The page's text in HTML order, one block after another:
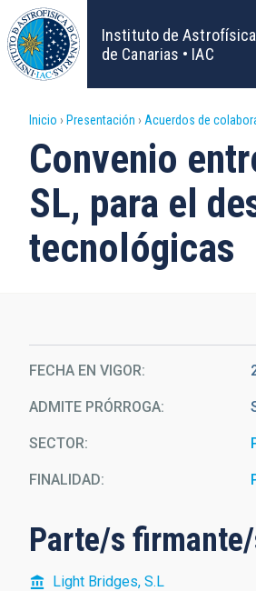
Pasar
al
contenido
principal
Instituto de Astrofísica
de Canarias • IAC
Sobrescribir
enlaces
de
ayuda
la
navegación
Inicio Presentación Acuerdos de
Convenio
SL, para el
tecnológicas
FECHA EN VIGOR
ADMITE PRÓRROGA
SECTOR
FINALIDAD
Parte/s
Light Bridges, S.L